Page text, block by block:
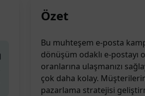
Özet
Bu muhteşem e-posta
dönüşüm odaklı e-postayı
oranlarına ulaşmanızı
çok daha kolay.
pazarlama stratejisi